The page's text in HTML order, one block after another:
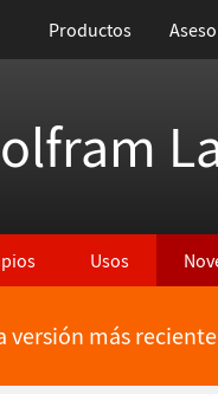
Productos
Usos
más recientes
versión más